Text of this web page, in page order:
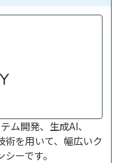
ム開発、生成AI、
術を用いて、幅広いク
ーです。